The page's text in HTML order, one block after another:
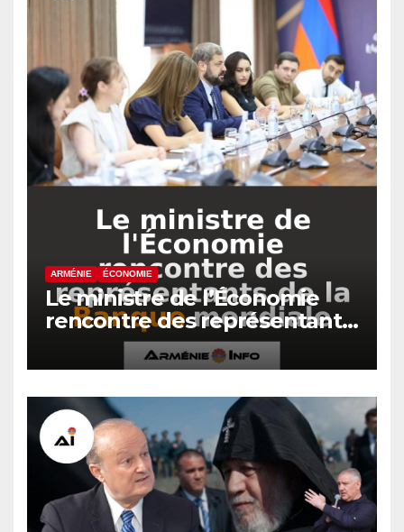
ARMÉNIE ÉCONOMIE
Le ministre de l’Économie
rencontre des représentants
de la Banque mondiale